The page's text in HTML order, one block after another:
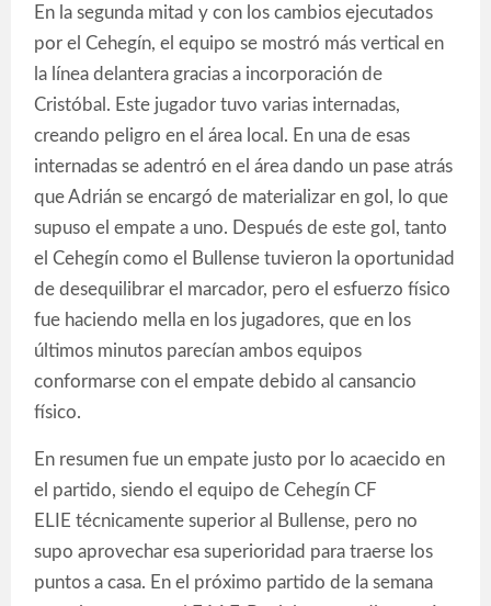
En la segunda mitad y con los cambios ejecutados
por el Cehegín, el equipo se mostró más vertical en
la línea delantera gracias a incorporación de
Cristóbal. Este jugador tuvo varias internadas,
creando peligro en el área local. En una de esas
internadas se adentró en el área dando un pase atrás
que Adrián se encargó de materializar en gol, lo que
supuso el empate a uno. Después de este gol, tanto
el Cehegín como el Bullense tuvieron la oportunidad
de desequilibrar el marcador, pero el esfuerzo físico
fue haciendo mella en los jugadores, que en los
últimos minutos parecían ambos equipos
conformarse con el empate debido al cansancio
físico.
En resumen fue un empate justo por lo acaecido en
el partido, siendo el equipo de Cehegín CF
ELIE técnicamente superior al Bullense, pero no
supo aprovechar esa superioridad para traerse los
puntos a casa. En el próximo partido de la semana